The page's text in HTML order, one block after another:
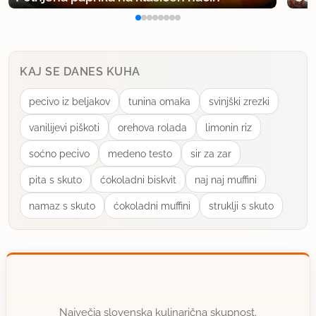
KAJ SE DANES KUHA
pecivo iz beljakov tunina omaka svinjški zrezki
vanilijevi piškoti orehova rolada limonin riz
soćno pecivo medeno testo sir za zar
pita s skuto ćokoladni biskvit naj naj muffini
namaz s skuto ćokoladni muffini struklji s skuto
Največja slovenska kulinarična skupnost.